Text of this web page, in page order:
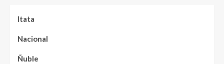
Itata
Nacional
Ñuble